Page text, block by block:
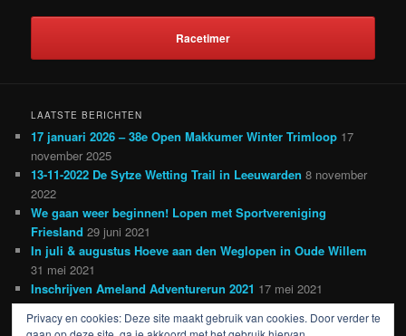
Racetimer
LAATSTE BERICHTEN
17 januari 2026 – 38e Open Makkumer Winter Trimloop 17
november 2025
13-11-2022 De Sytze Wetting Trail in Leeuwarden 8 november
2022
We gaan weer beginnen! Lopen met Sportvereniging
Friesland 29 juni 2021
In juli & augustus Hoeve aan den Weglopen in Oude Willem
31 mei 2021
Inschrijven Ameland Adventurerun 2021 17 mei 2021
Privacy en cookies: Deze site maakt gebruik van cookies. Door verder te